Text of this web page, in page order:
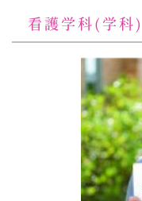
看護学科(学科)